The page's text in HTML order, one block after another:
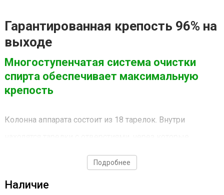
Гарантированная крепость 96% на
выходе
Многоступенчатая система очистки
спирта обеспечивает максимальную
крепость
Колонна аппарата состоит из 18 тарелок. Внутри
проходят спиртовые пары. При соприкосновении с ними
пары охлаждаются, благодаря чему часть вредных
примесей осаждается на тарелочках, а очищенные пары
Подробнее
Наличие